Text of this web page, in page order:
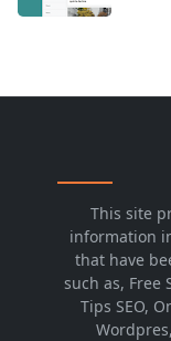
This site
information
that have
such as, Free
Tips SEO,